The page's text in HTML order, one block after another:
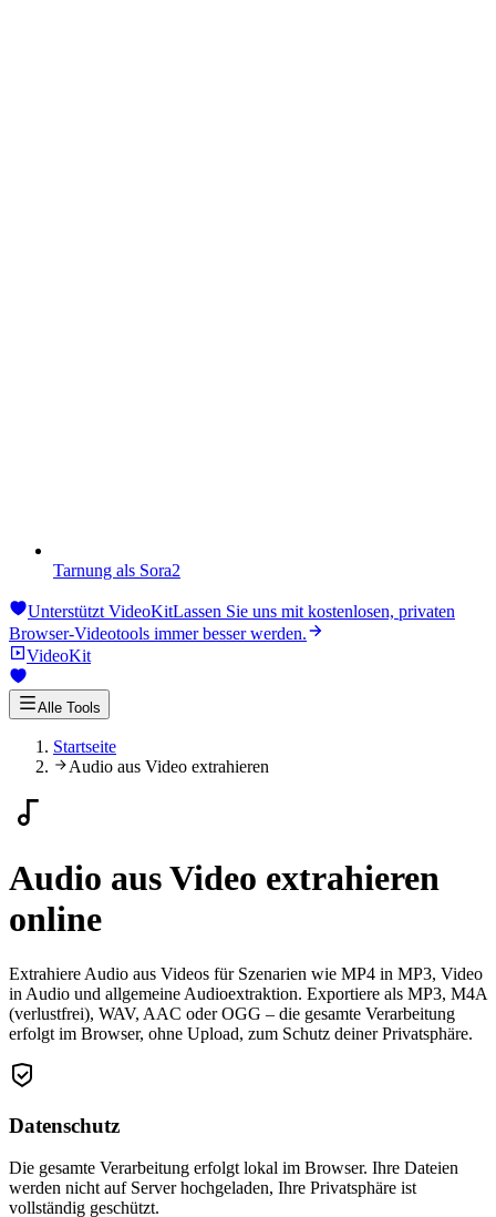
Tarnung als Sora2
Unterstützt VideoKitLassen Sie uns mit kostenlosen, privaten
Browser-Videotools immer besser werden.
VideoKit
Alle Tools
Startseite
Audio aus Video extrahieren
Audio aus Video extrahieren
online
Extrahiere Audio aus Videos für Szenarien wie MP4 in MP3, Video
in Audio und allgemeine Audioextraktion. Exportiere als MP3, M4A
(verlustfrei), WAV, AAC oder OGG – die gesamte Verarbeitung
erfolgt im Browser, ohne Upload, zum Schutz deiner Privatsphäre.
Datenschutz
Die gesamte Verarbeitung erfolgt lokal im Browser. Ihre Dateien
werden nicht auf Server hochgeladen, Ihre Privatsphäre ist
vollständig geschützt.